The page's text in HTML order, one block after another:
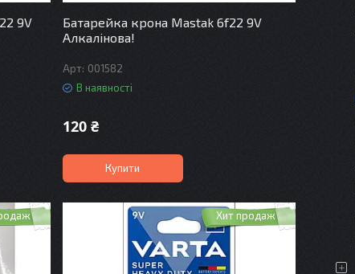
9V
Батарейка крона Mastak 6f22 9V
Алкалінова!
001582
В наявності
120 ₴
Купити
Хит продаж